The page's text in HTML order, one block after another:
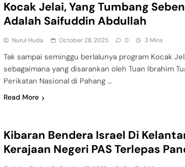
Kocak Jelai, Yang Tumbang
Adalah Saifuddin Abdullah
Nurul Huda October 28, 2025 0 3 Mins
Tak sampai seminggu berlalunya program Kocak
sebagaimana yang disarankan oleh Tuan Ibrahim
Perikatan Nasional di Pahang …
Read More
Kibaran Bendera Israel Di
Kerajaan Negeri PAS Terlepas